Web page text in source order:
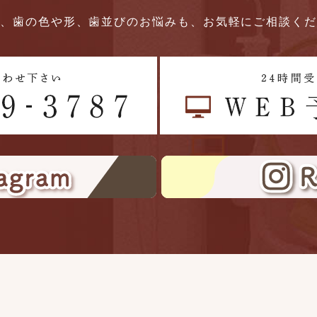
歯の色や形、歯並びのお悩みも、お気軽にご相談く